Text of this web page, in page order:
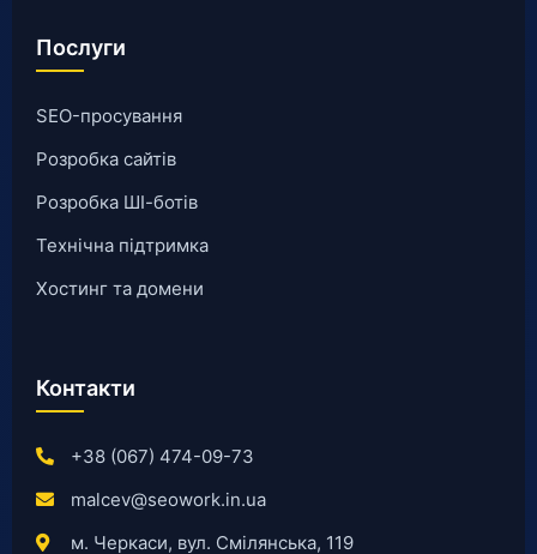
Послуги
SEO-просування
Розробка сайтів
Розробка ШІ-ботів
Технічна підтримка
Хостинг та домени
Контакти
+38 (067) 474-09-73
malcev@seowork.in.ua
м. Черкаси, вул. Смілянська, 119